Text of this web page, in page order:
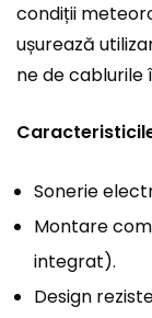
condiții
ușurează
ne de cablurile
Sonerie
Montare
integrat).
Design